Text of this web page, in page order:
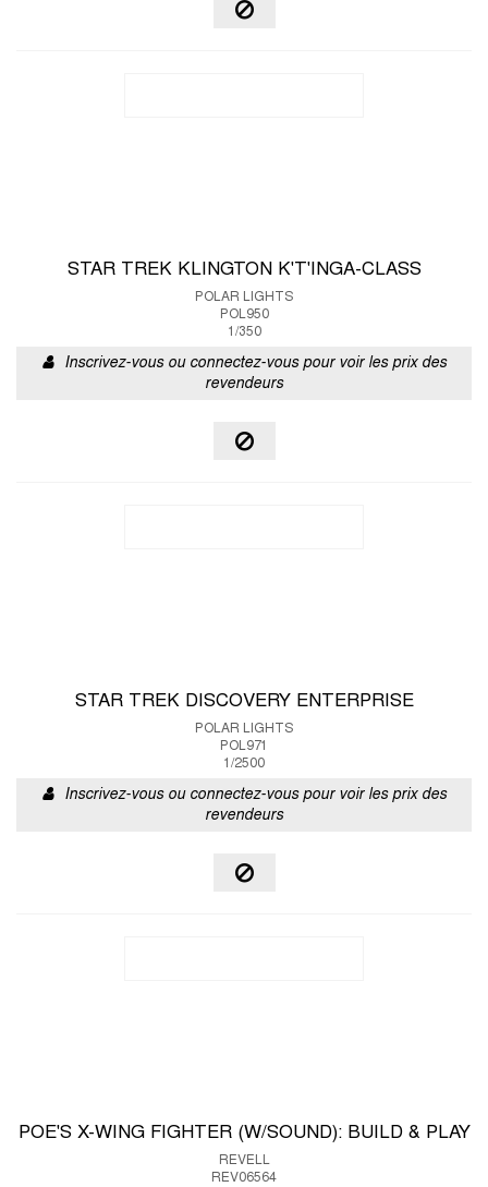
STAR TREK KLINGTON K'T'INGA-CLASS
POLAR LIGHTS
POL950
1/350
Inscrivez-vous ou connectez-vous pour voir les prix des
revendeurs
STAR TREK DISCOVERY ENTERPRISE
POLAR LIGHTS
POL971
1/2500
Inscrivez-vous ou connectez-vous pour voir les prix des
revendeurs
POE'S X-WING FIGHTER (W/SOUND): BUILD & PLAY
REVELL
REV06564